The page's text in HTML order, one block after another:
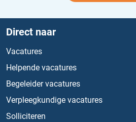
Direct naar
Vacatures
Helpende vacatures
Begeleider vacatures
Verpleegkundige vacatures
Solliciteren